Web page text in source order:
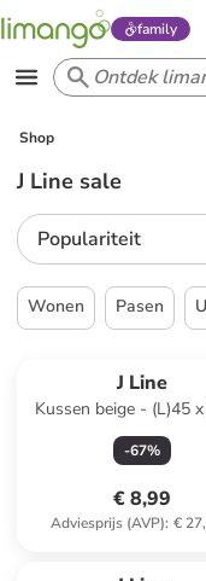
family
Shop
J Line sale
Populariteit
Wonen Pasen
J Line
Kussen beige - (L)45
cm
-67%
€ 8,99
Adviesprijs (AVP): €